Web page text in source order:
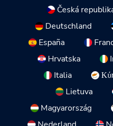
Česká
Deutschland
España
Hrvatska
Italia
Lietuva
Magyarország